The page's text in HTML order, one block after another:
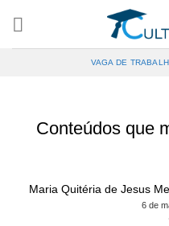
para
VAGA DE
Conteúdos que
Maria Quitéria de Jesus
6 de